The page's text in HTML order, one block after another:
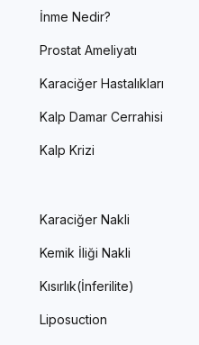
İnme Nedir?
Prostat Ameliyatı
Karaciğer Hastalıkları
Kalp Damar Cerrahisi
Kalp Krizi
Karaciğer Nakli
Kemik İliği Nakli
Kısırlık(İnferilite)
Liposuction